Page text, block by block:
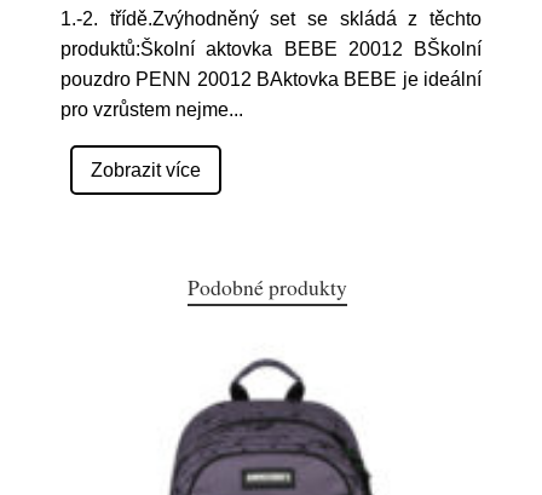
1.-2. třídě.Zvýhodněný set se skládá z těchto
produktů:Školní aktovka BEBE 20012 BŠkolní
pouzdro PENN 20012 BAktovka BEBE je ideální
pro vzrůstem nejme...
Zobrazit více
Podobné produkty